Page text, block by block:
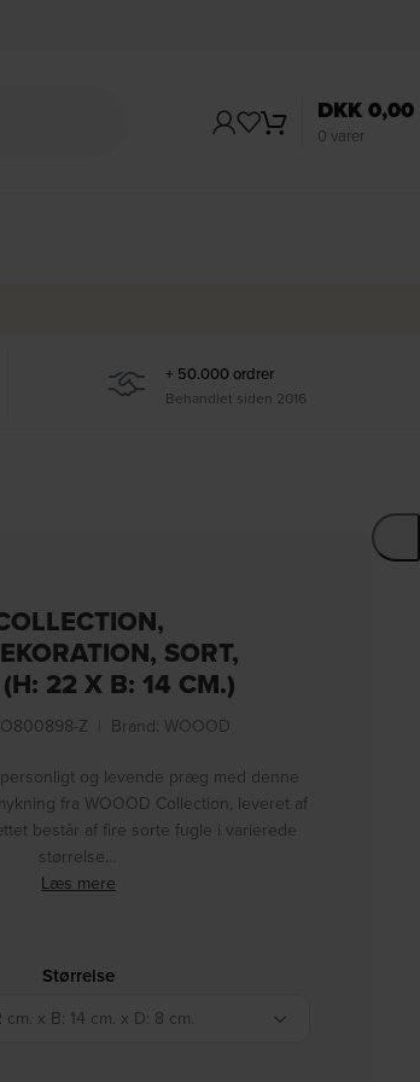
0 varer
DKK0,00
+ 50.000 ordrer
Behandlet siden 2016
SORT,
22 X B: 14 CM.)
Z Brand: WOOOD
og levende præg med denne
fra WOOOD Collection, leveret af
består af fire sorte fugle i varierede
størrelse…
Læs mere
Størrelse
cm. x B: 14 cm. x D: 8 cm.